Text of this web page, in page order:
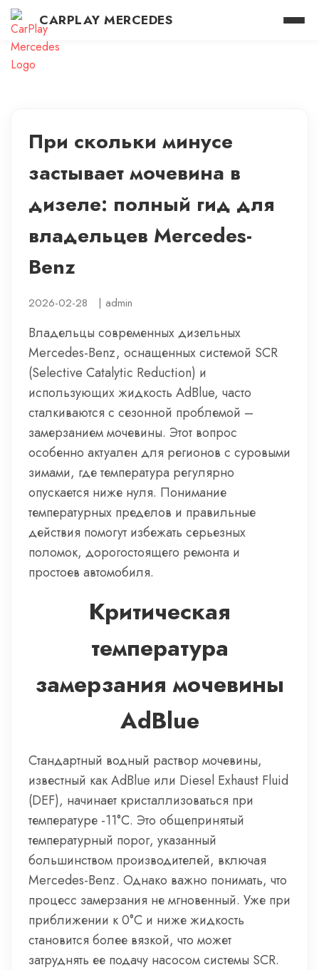
CARPLAY MERCEDES
При скольки минусе
застывает мочевина в
дизеле: полный гид для
владельцев Mercedes-
Benz
2026-02-28 | admin
Владельцы современных дизельных
Mercedes-Benz, оснащенных системой SCR
(Selective Catalytic Reduction) и
использующих жидкость AdBlue, часто
сталкиваются с сезонной проблемой –
замерзанием мочевины. Этот вопрос
особенно актуален для регионов с суровыми
зимами, где температура регулярно
опускается ниже нуля. Понимание
температурных пределов и правильные
действия помогут избежать серьезных
поломок, дорогостоящего ремонта и
простоев автомобиля.
Критическая
температура
замерзания мочевины
AdBlue
Стандартный водный раствор мочевины,
известный как AdBlue или Diesel Exhaust Fluid
(DEF), начинает кристаллизоваться при
температуре -11°C. Это общепринятый
температурный порог, указанный
большинством производителей, включая
Mercedes-Benz. Однако важно понимать, что
процесс замерзания не мгновенный. Уже при
приближении к 0°C и ниже жидкость
становится более вязкой, что может
затруднять ее подачу насосом системы SCR.